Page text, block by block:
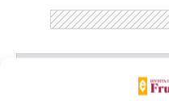
Catalogo